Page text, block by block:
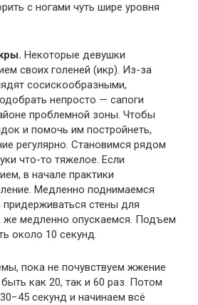
с ногами чуть шире уровня
Некоторые девушки
своих голеней (икр). Из-за
сосискообразными,
непросто — сапоги
проблемной зоны. Чтобы
и помочь им постройнеть,
регулярно. Становимся рядом
что-то тяжелое. Если
в начале практики
Медленно поднимаемся
стены для
же медленно опускаемся. Подъем
около 10 секунд.
пока не почувствуем жжение
как 20, так и 60 раз. Потом
секунд и начинаем всё